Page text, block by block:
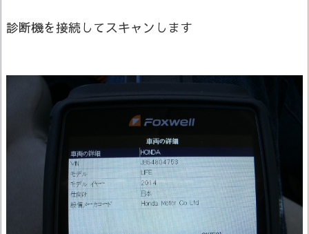
診断機を接続してスキャンします